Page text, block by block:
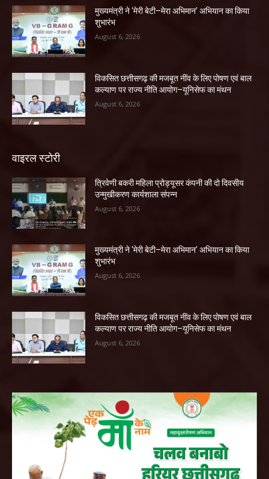
मुख्यमंत्री ने ‘मेरी बेटी–मेरा अभिमान’ अभियान का किया
शुभारंभ
August 6, 2026
विकसित छत्तीसगढ़ की मजबूत नींव के लिए पोषण एवं बाल
कल्याण पर राज्य नीति आयोग–यूनिसेफ का मंथन
August 6, 2026
वाइरल स्टोरी
त्रिवेणी बकरी महिला प्रोड्यूसर कंपनी की दो दिवसीय
उन्मुखीकरण कार्यशाला संपन्न
August 6, 2026
मुख्यमंत्री ने ‘मेरी बेटी–मेरा अभिमान’ अभियान का किया
शुभारंभ
August 6, 2026
विकसित छत्तीसगढ़ की मजबूत नींव के लिए पोषण एवं बाल
कल्याण पर राज्य नीति आयोग–यूनिसेफ का मंथन
August 6, 2026